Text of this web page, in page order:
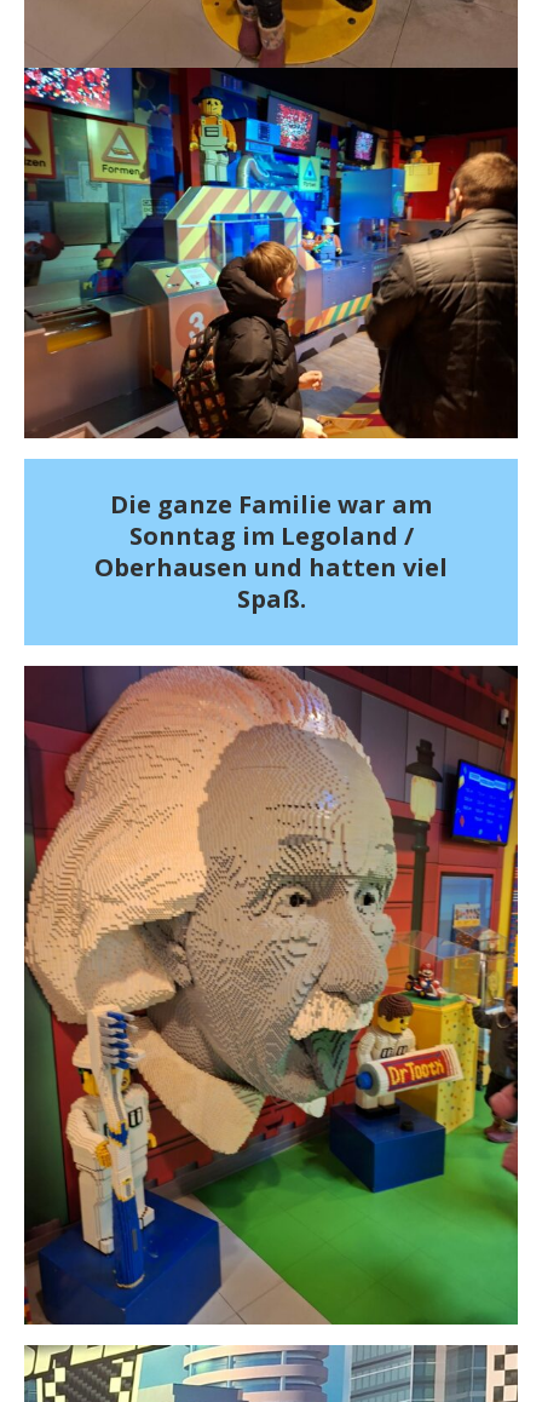
Die ganze Familie war am
Sonntag im Legoland /
Oberhausen und hatten viel
Spaß.